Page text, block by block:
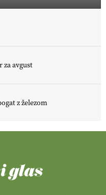
za avgust
z železom